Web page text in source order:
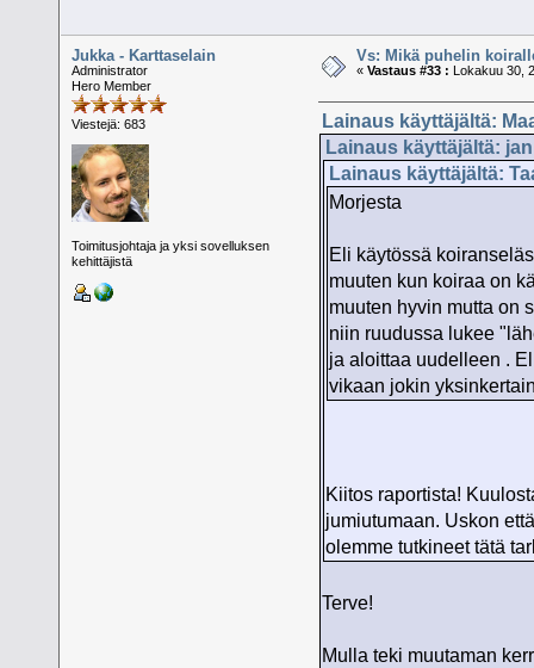
Jukka - Karttaselain
Administrator
Hero Member
Viestejä: 683
Toimitusjohtaja ja yksi sovelluksen
kehittäjistä
Vs: Mikä puhelin
«Vastaus #33 : Lokakuu 30,
Lainaus käyttäjältä:
Lainaus käyttäjältä:
Lainaus käyttäjältä:
Morjesta
Eli käytössä
muuten kun koiraa on
muuten hyvin mutta on
niin ruudussa lukee
ja aloittaa uudelleen .
vikaan jokin
Kiitos raportista!
jumiutumaan. Uskon
olemme tutkineet tätä
Terve!
Mulla teki muutaman